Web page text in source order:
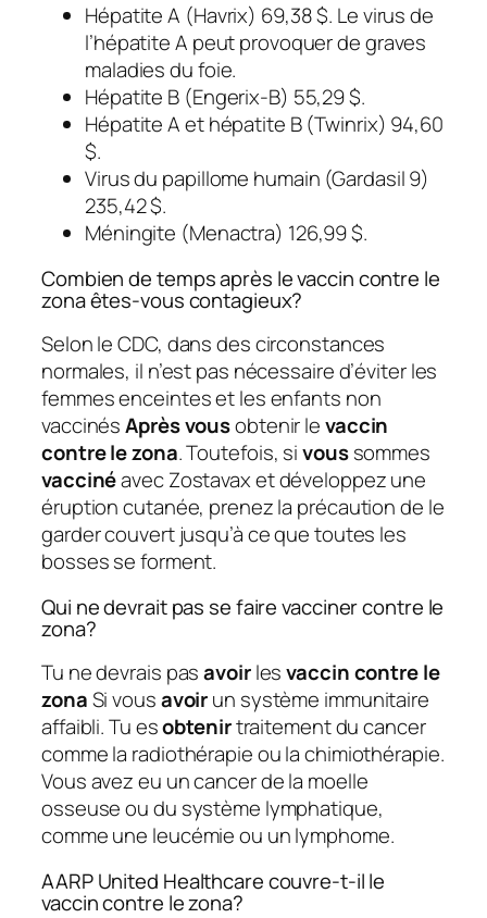
Hépatite A (Havrix) 69,38 $. Le virus de
l’hépatite A peut provoquer de graves
maladies du foie.
Hépatite B (Engerix-B) 55,29 $.
Hépatite A et hépatite B (Twinrix) 94,60
$.
Virus du papillome humain (Gardasil 9)
235,42 $.
Méningite (Menactra) 126,99 $.
Combien de temps après le vaccin contre le
zona êtes-vous contagieux?
Selon le CDC, dans des circonstances
normales, il n’est pas nécessaire d’éviter les
femmes enceintes et les enfants non
vaccinésAprès vousobtenir levaccin
contre le zona. Toutefois, sivoussommes
vaccinéavec Zostavax et développez une
éruption cutanée, prenez la précaution de le
garder couvert jusqu’à ce que toutes les
bosses se forment.
Qui ne devrait pas se faire vacciner contre le
zona?
Tu ne devrais pasavoirlesvaccin contre le
zonaSi vousavoirun système immunitaire
affaibli. Tu esobtenirtraitement du cancer
comme la radiothérapie ou la chimiothérapie.
Vous avez eu un cancer de la moelle
osseuse ou du système lymphatique,
comme une leucémie ou un lymphome.
AARP United Healthcare couvre-t-il le
vaccin contre le zona?